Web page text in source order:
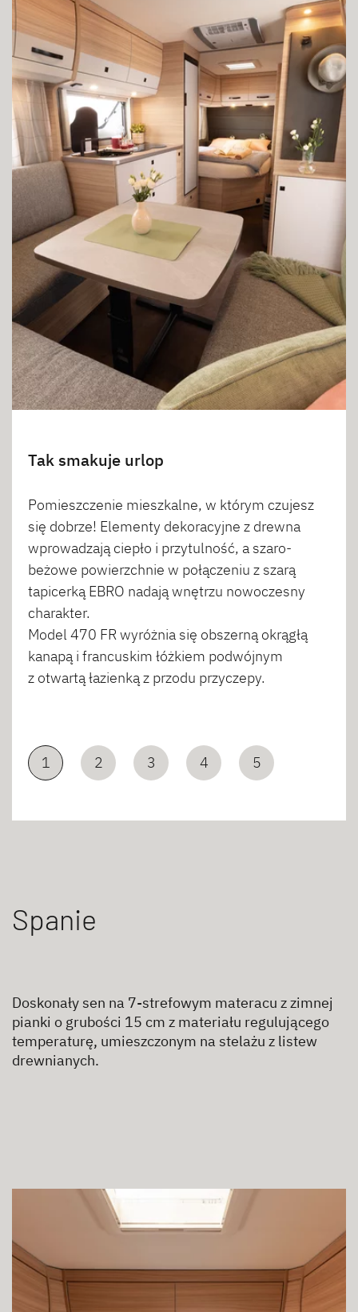
Tak smakuje urlop
Pomieszczenie mieszkalne, w którym czujesz
się dobrze! Elementy dekoracyjne z drewna
wprowadzają ciepło i przytulność, a szaro-
beżowe powierzchnie w połączeniu z szarą
tapicerką EBRO nadają wnętrzu nowoczesny
charakter.
Model 470 FR wyróżnia się obszerną okrągłą
kanapą i francuskim łóżkiem podwójnym
z otwartą łazienką z przodu przyczepy.
1 2 3 4 5
Spanie
Doskonały sen na 7-strefowym materacu z zimnej
pianki o grubości 15 cm z materiału regulującego
temperaturę, umieszczonym na stelażu z listew
drewnianych.